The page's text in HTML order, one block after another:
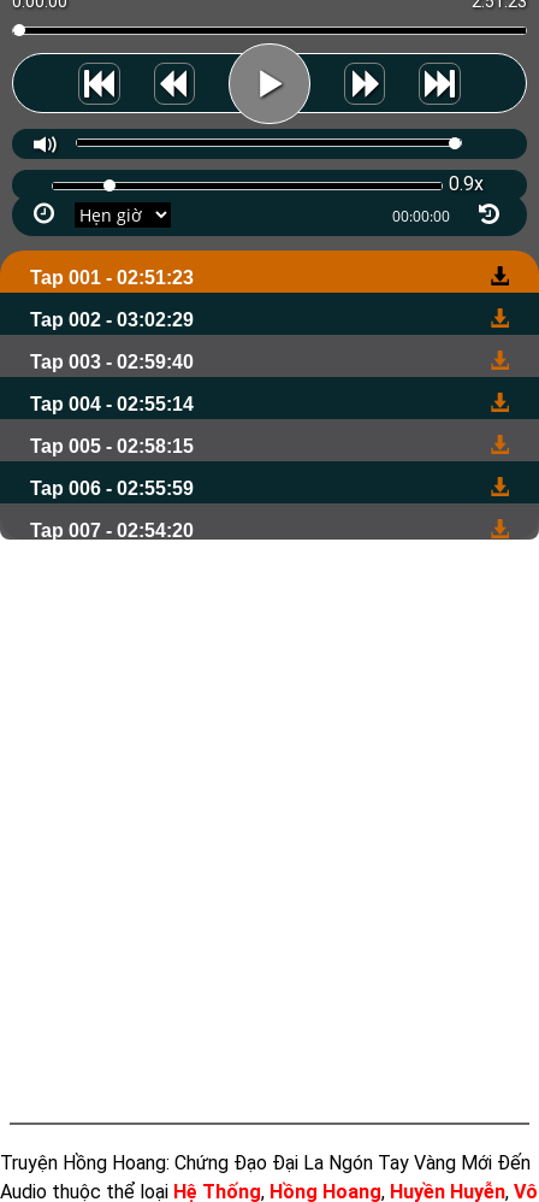
0.9x
Tap 001 - 02:51:23
Tap 002 - 03:02:29
Tap 003 - 02:59:40
Tap 004 - 02:55:14
Tap 005 - 02:58:15
Tap 006 - 02:55:59
Tap 007 - 02:54:20
Truyện Hồng Hoang: Chứng Đạo Đại La Ngón Tay Vàng Mới Đến
Audio thuộc thể loại Hệ Thống, Hồng Hoang, Huyền Huyễn, Vô